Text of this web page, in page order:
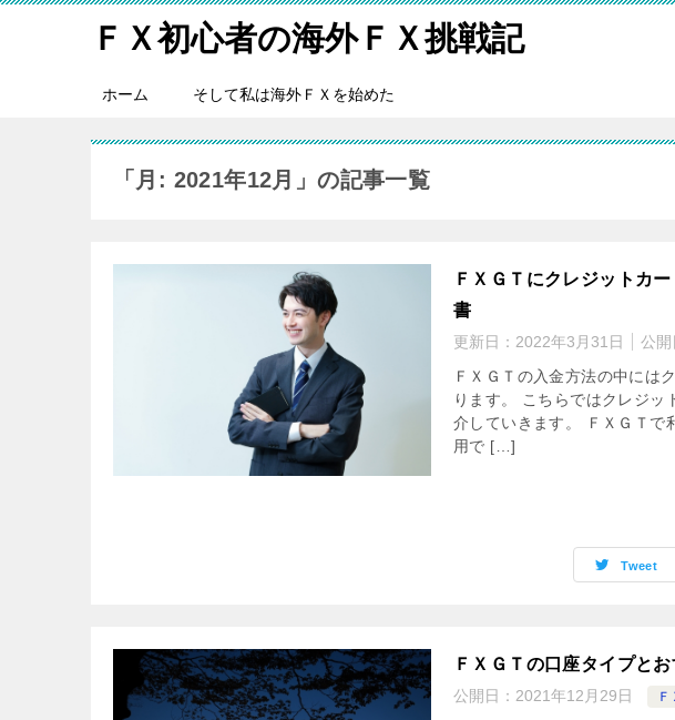
ＦＸ初心者の海外ＦＸ挑戦記
ホーム そして私は海外ＦＸを始めた
「月: 2021年12月 」の記事一覧
ＦＸＧＴにクレジットカ
書
更新日： 2022年3月31日 公開
ＦＸＧＴの入金方法の中には
ります。 こちらではクレジッ
介していきます。 ＦＸＧＴで
用で […]
Tweet
ＦＸＧＴの口座タイプと
公開日： 2021年12月29日 Ｆ